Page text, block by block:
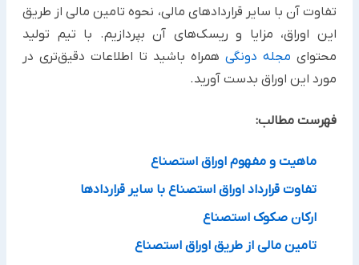
تفاوت آن با سایر قراردادهای مالی، ‏نحوه تامین مالی از طریق
این اوراق، مزایا و ‏ریسک‌های آن بپردازیم. با تیم تولید
محتوای مجله دونگی همراه باشید تا اطلاعات دقیق‌تری در
مورد این اوراق بدست آورید.‏
فهرست مطالب:
ماهیت و مفهوم اوراق استصناع
تفاوت قرارداد اوراق استصناع با سایر قراردادها ‏
ارکان صکوک استصناع
تامین مالی از طریق اوراق استصناع